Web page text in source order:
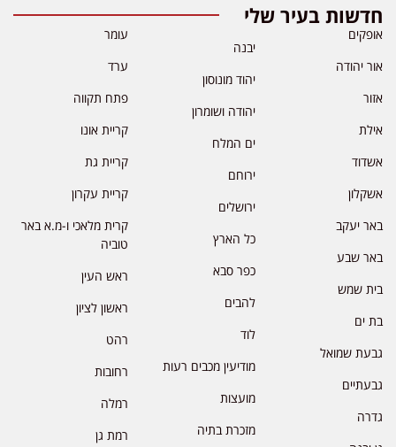
חדשות בעיר שלי
אופקים
אור יהודה
אזור
אילת
אשדוד
אשקלון
באר יעקב
באר שבע
בית שמש
בת ים
גבעת שמואל
גבעתיים
גדרה
יבנה
יהוד מונוסון
יהודה ושומרון
ים המלח
ירוחם
ירושלים
כל הארץ
כפר סבא
להבים
לוד
מודיעין מכבים רעות
מועצות
מזכרת בתיה
עומר
ערד
פתח תקווה
קריית אונו
קריית גת
קריית עקרון
קרית מלאכי ו-מ.א באר
טוביה
ראש העין
ראשון לציון
רהט
רחובות
רמלה
רמת גן